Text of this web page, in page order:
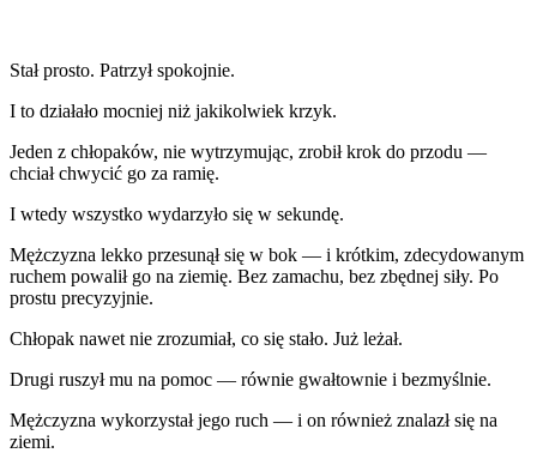
Stał prosto. Patrzył spokojnie.
I to działało mocniej niż jakikolwiek krzyk.
Jeden z chłopaków, nie wytrzymując, zrobił krok do przodu —
chciał chwycić go za ramię.
I wtedy wszystko wydarzyło się w sekundę.
Mężczyzna lekko przesunął się w bok — i krótkim, zdecydowanym
ruchem powalił go na ziemię. Bez zamachu, bez zbędnej siły. Po
prostu precyzyjnie.
Chłopak nawet nie zrozumiał, co się stało. Już leżał.
Drugi ruszył mu na pomoc — równie gwałtownie i bezmyślnie.
Mężczyzna wykorzystał jego ruch — i on również znalazł się na
ziemi.